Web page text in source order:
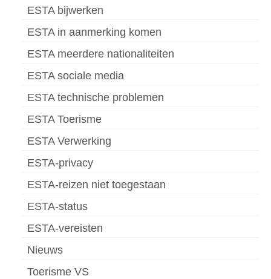
ESTA bijwerken
ESTA in aanmerking komen
ESTA meerdere nationaliteiten
ESTA sociale media
ESTA technische problemen
ESTA Toerisme
ESTA Verwerking
ESTA-privacy
ESTA-reizen niet toegestaan
ESTA-status
ESTA-vereisten
Nieuws
Toerisme VS